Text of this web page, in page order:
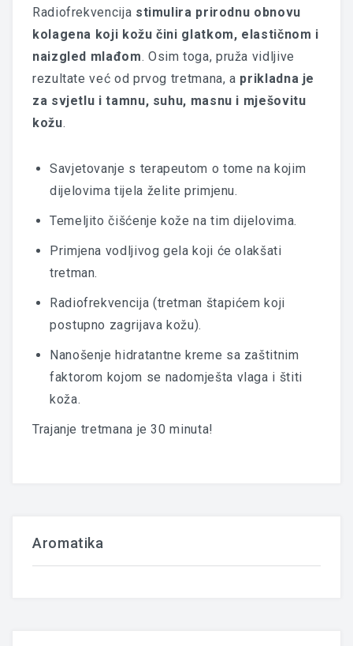
Radiofrekvencija stimulira prirodnu obnovu
kolagena koji kožu čini glatkom, elastičnom i
naizgled mlađom. Osim toga, pruža vidljive
rezultate već od prvog tretmana, a prikladna je
za svjetlu i tamnu, suhu, masnu i mješovitu
kožu.
Savjetovanje s terapeutom o tome na kojim
dijelovima tijela želite primjenu.
Temeljito čišćenje kože na tim dijelovima.
Primjena vodljivog gela koji će olakšati
tretman.
Radiofrekvencija (tretman štapićem koji
postupno zagrijava kožu).
Nanošenje hidratantne kreme sa zaštitnim
faktorom kojom se nadomješta vlaga i štiti
koža.
Trajanje tretmana je 30 minuta!
Aromatika